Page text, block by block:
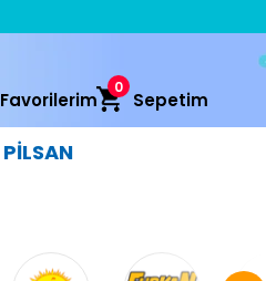
Sepetim
0
PİLSAN
Favorilerim